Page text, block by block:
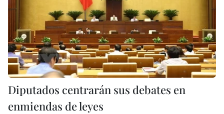
Diputados centrarán sus debates en
enmiendas de leyes